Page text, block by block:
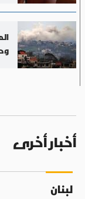
أخبار أخرى
لبنان